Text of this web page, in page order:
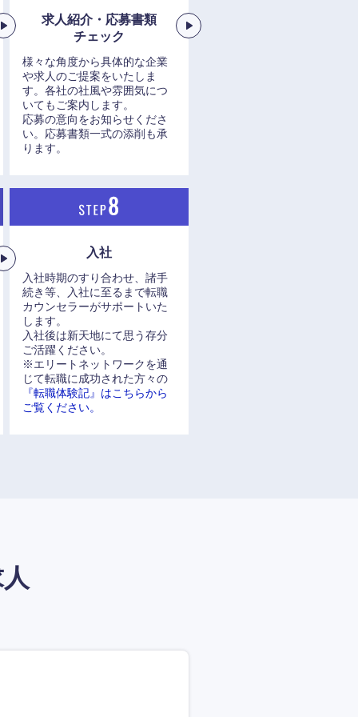
求人紹介・応募書類
チェック
様々な角度から具体的な企業
や求人のご提案をいたしま
す。各社の社風や雰囲気につ
いてもご案内します。
応募の意向をお知らせくださ
い。応募書類一式の添削も承
ります。
入社
入社時期のすり合わせ、諸手
続き等、入社に至るまで転職
カウンセラーがサポートいた
します。
入社後は新天地にて思う存分
ご活躍ください。
※エリートネットワークを通
じて転職に成功された方々の
『転職体験記』はこちらから
ご覧ください。